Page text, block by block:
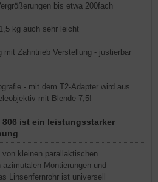
bis etwa 200fach
kg auch sehr leicht
mit Zahntrieb Verstellung - justierbar
- mit dem T2-Adapter wird aus
mit Blende 7,5!
806 ist ein leistungsstarker
kleinen parallaktischen
Montierungen und
Linsenfernrohr ist universell